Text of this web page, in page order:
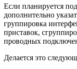
Если планируется
дополнительно
группировка
приставок,
проводных
Делается это